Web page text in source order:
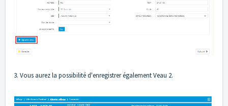
3. Vous aurez la possibilité d'enregistrer également Veau 2.